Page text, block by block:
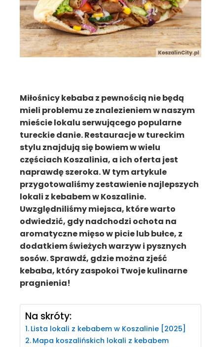
Miłośnicy kebaba z pewnością nie będą
mieli problemu ze znalezieniem w naszym
mieście lokalu serwującego popularne
tureckie danie. Restauracje w tureckim
stylu znajdują się bowiem w wielu
częściach Koszalinia, a ich oferta jest
naprawdę szeroka. W tym artykule
przygotowaliśmy zestawienie najlepszych
lokali z kebabem w Koszalinie.
Uwzględniliśmy miejsca, które warto
odwiedzić, gdy nadchodzi ochota na
aromatyczne mięso w picie lub bułce, z
dodatkiem świeżych warzyw i pysznych
sosów. Sprawdź, gdzie można zjeść
kebaba, który zaspokoi Twoje kulinarne
pragnienia!
Na skróty:
Lista lokali z kebabem w Koszalinie [2025]
Mapa koszalińskich lokali z kebabem